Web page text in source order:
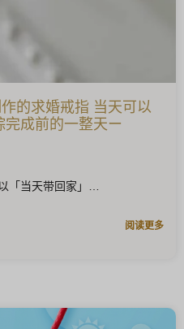
的求婚戒指 当天可以
成前的一整天ー
「当天带回家」
阅读更多